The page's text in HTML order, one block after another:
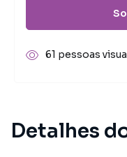
Detalhes
61 pessoas